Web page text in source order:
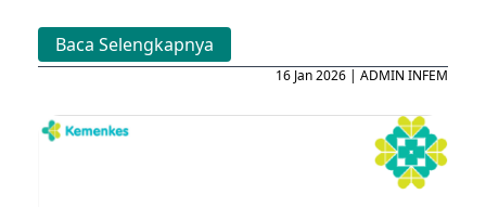
Baca Selengkapnya
16 Jan 2026 | ADMIN INFEM